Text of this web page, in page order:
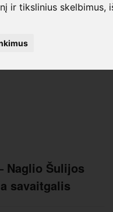
ir tikslinius skelbimus,
Naglio Šulijos
savaitgalis